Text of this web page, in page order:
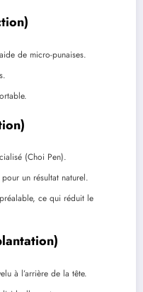
de micro-punaises.
(Choi Pen).
un résultat naturel.
ce qui réduit le
à l’arrière de la tête.